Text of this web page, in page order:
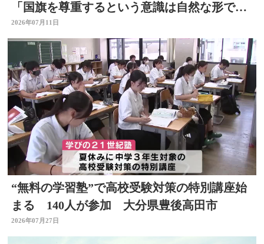
「国旗を尊重するという意識は自然な形で育
まれるべきもの」大分
2026年07月11日
“無料の学習塾”で高校受験対策の特別講座始
まる 140人が参加 大分県豊後高田市
2026年07月27日